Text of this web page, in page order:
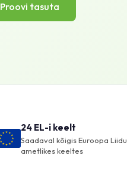
Proovi tasuta
24 EL-i keelt
Saadaval kõigis Euroopa Liidu
ametlikes keeltes